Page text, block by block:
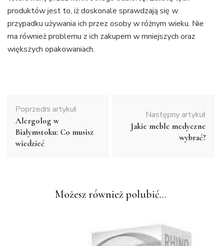
produktów jest to, iż doskonale sprawdzają się w
przypadku używania ich przez osoby w różnym wieku. Nie
ma również problemu z ich zakupem w mniejszych oraz
większych opakowaniach.
wpisu
Poprzedni artykuł
Alergolog w
Białymstoku: Co musisz
wiedzieć
Następny artykuł
Jakie meble medyczne
wybrać?
Możesz również polubić…